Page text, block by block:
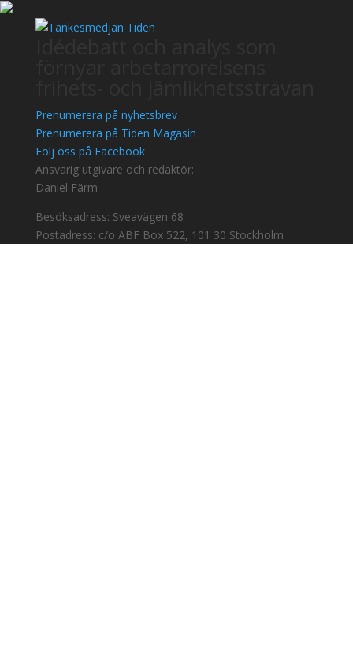
Prenumerera på nyhetsbrev
Prenumerera på Tiden Magasin
Följ oss på Facebook
Ansvarig utgivare och redaktör:
Daniel Färm
Besöksadress: Sveavägen 68
Postadress: c/o ABF Box 522, 101 30 Stockholm